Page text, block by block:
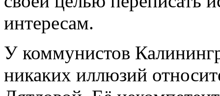
интересам.
У коммунистов
никаких иллюзий